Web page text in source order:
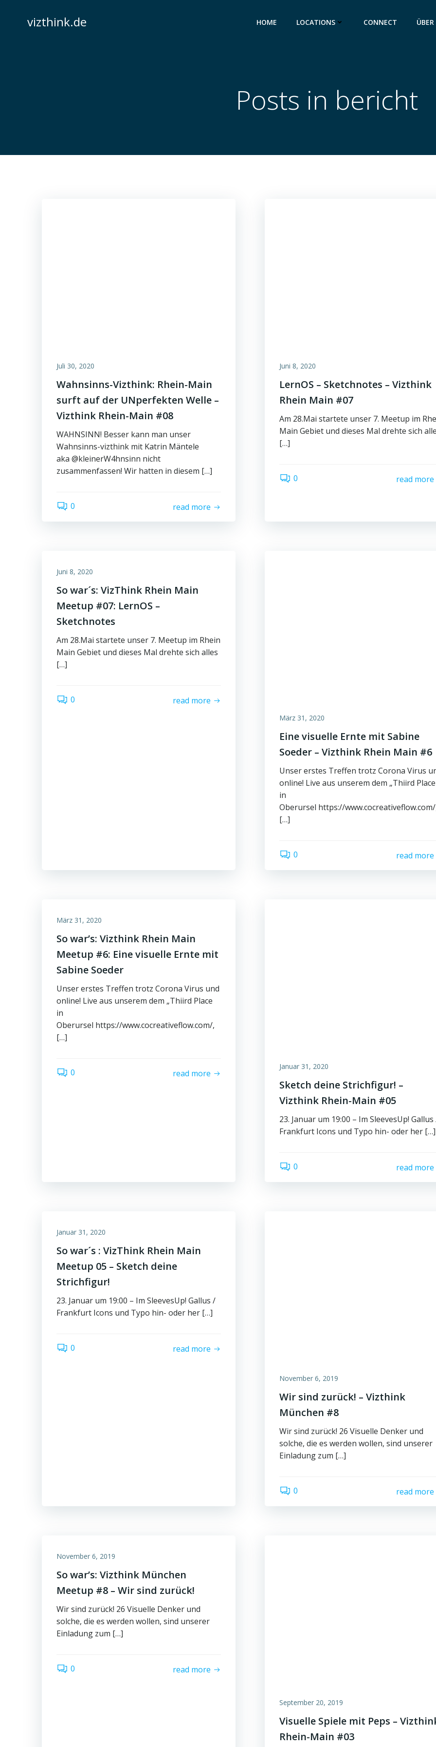
springenvizthink.de HOME LOCATIONS CONNECT
Posts in bericht
Juli 30, 2020
Wahnsinns-Vizthink: Rhein-Main
surft auf der UNperfekten Welle –
Vizthink Rhein-Main #08
WAHNSINN! Besser kann man unser
Wahnsinns-vizthink mit Katrin Mäntele
aka @kleinerW4hnsinn nicht
zusammenfassen! Wir hatten in diesem […]
0 read more
Juni 8, 2020
LernOS – Sketchnotes – Vizthink
Rhein Main #07
Am 28.Mai startete unser 7. Meetup im
Main Gebiet und dieses Mal drehte sich
[…]
0 read more
Juni 8, 2020
So war´s: VizThink Rhein Main
Meetup #07: LernOS –
Sketchnotes
Am 28.Mai startete unser 7. Meetup im Rhein
Main Gebiet und dieses Mal drehte sich alles
[…]
0 read more
März 31, 2020
Eine visuelle Ernte mit Sabine
Soeder – Vizthink Rhein Main #6
Unser erstes Treffen trotz Corona Virus
online! Live aus unserem dem „Thiird Place
in
Oberursel https://
[…]
0 read more
März 31, 2020
So war’s: Vizthink Rhein Main
Meetup #6: Eine visuelle Ernte mit
Sabine Soeder
Unser erstes Treffen trotz Corona Virus und
online! Live aus unserem dem „Thiird Place
in
Oberursel https://www.cocreativeflow.com/,
[…]
0 read more
Januar 31, 2020
Sketch deine Strichfigur! –
Vizthink Rhein-Main #05
23. Januar um 19:00 – Im SleevesUp!
Frankfurt Icons und Typo hin- oder her […]
0 read more
Januar 31, 2020
So war´s : VizThink Rhein Main
Meetup 05 – Sketch deine
Strichfigur!
23. Januar um 19:00 – Im SleevesUp! Gallus /
Frankfurt Icons und Typo hin- oder her […]
0 read more
November 6, 2019
Wir sind zurück! – Vizthink
München #8
Wir sind zurück! 26 Visuelle Denker und
solche, die es werden wollen, sind unserer
Einladung zum […]
0 read more
November 6, 2019
So war’s: Vizthink München
Meetup #8 – Wir sind zurück!
Wir sind zurück! 26 Visuelle Denker und
solche, die es werden wollen, sind unserer
Einladung zum […]
0 read more
September 20, 2019
Visuelle Spiele mit Peps –
Rhein-Main #03